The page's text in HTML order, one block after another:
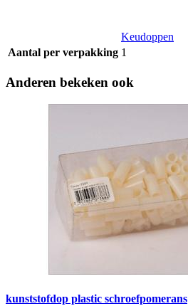
Keudoppen
Aantal per verpakking 1
Anderen bekeken ook
kunststofdop plastic schroefpomerans